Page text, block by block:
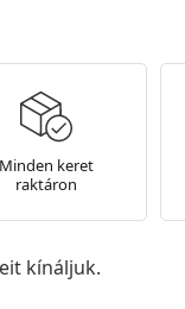
Minden keret
raktáron
kínáljuk.